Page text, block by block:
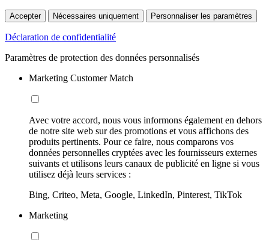
Accepter Nécessaires uniquement Personnaliser les paramètres
Déclaration de confidentialité
Paramètres de protection des données personnalisés
Marketing Customer Match
Avec votre accord, nous vous informons également en dehors
de notre site web sur des promotions et vous affichons des
produits pertinents. Pour ce faire, nous comparons vos
données personnelles cryptées avec les fournisseurs externes
suivants et utilisons leurs canaux de publicité en ligne si vous
utilisez déjà leurs services :
Bing, Criteo, Meta, Google, LinkedIn, Pinterest, TikTok
Marketing